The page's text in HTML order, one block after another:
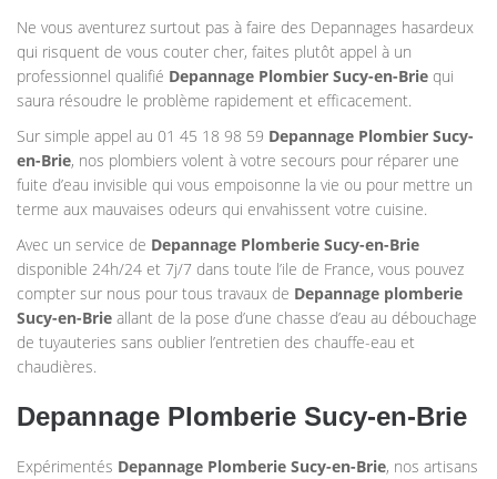
Ne vous aventurez surtout pas à faire des Depannages hasardeux
qui risquent de vous couter cher, faites plutôt appel à un
professionnel qualifié Depannage Plombier Sucy-en-Brie qui
saura résoudre le problème rapidement et efficacement.
Sur simple appel au 01 45 18 98 59 Depannage Plombier Sucy-
en-Brie, nos plombiers volent à votre secours pour réparer une
fuite d’eau invisible qui vous empoisonne la vie ou pour mettre un
terme aux mauvaises odeurs qui envahissent votre cuisine.
Avec un service de Depannage Plomberie Sucy-en-Brie
disponible 24h/24 et 7j/7 dans toute l’ile de France, vous pouvez
compter sur nous pour tous travaux de Depannage plomberie
Sucy-en-Brie allant de la pose d’une chasse d’eau au débouchage
de tuyauteries sans oublier l’entretien des chauffe-eau et
chaudières.
Depannage Plomberie Sucy-en-Brie
Expérimentés Depannage Plomberie Sucy-en-Brie, nos artisans